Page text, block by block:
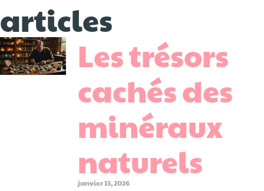
articles
Les trésors
cachés des
minéraux
naturels
janvier 13, 2026